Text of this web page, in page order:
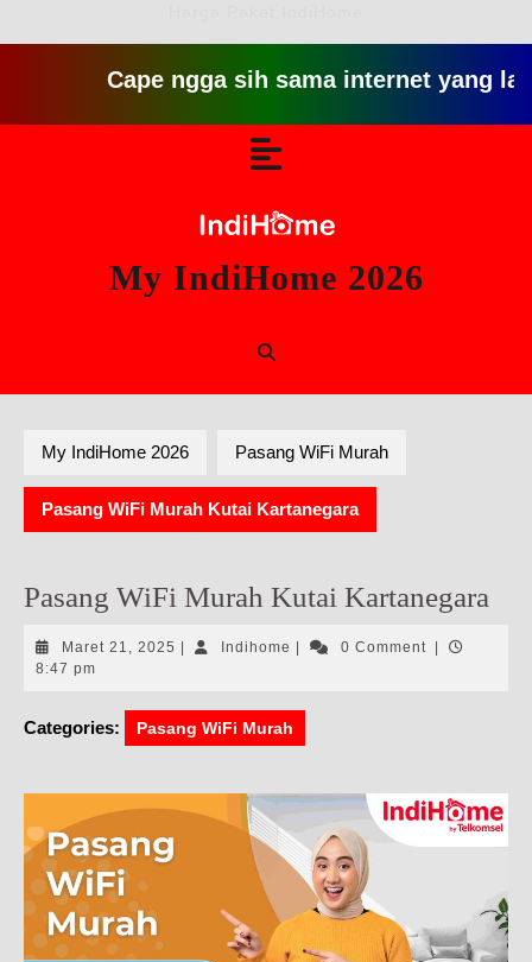
Cape ngga sih sama internet yang
My IndiHome 2026
My IndiHome 2026 Pasang WiFi Murah
Pasang WiFi Murah Kutai Kartanegara
Pasang WiFi Murah Kutai Kartanegara
Maret 21, 2025 Maret
Indihome Indihome0 Comment
8:47 pm
Categories: Pasang WiFi Murah